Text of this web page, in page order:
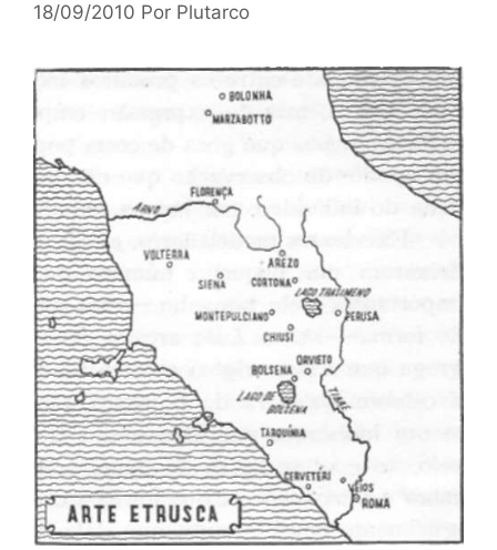
18/09/2010 Por Plutarco